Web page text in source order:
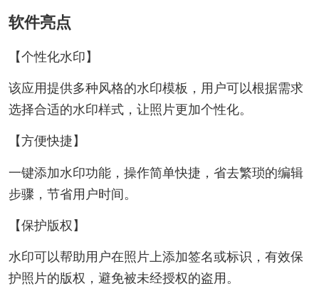
软件亮点
【个性化水印】
该应用提供多种风格的水印模板，用户可以根据需求
选择合适的水印样式，让照片更加个性化。
【方便快捷】
一键添加水印功能，操作简单快捷，省去繁琐的编辑
步骤，节省用户时间。
【保护版权】
水印可以帮助用户在照片上添加签名或标识，有效保
护照片的版权，避免被未经授权的盗用。